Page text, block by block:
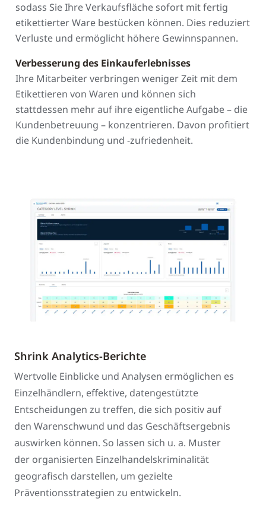
sodass Sie Ihre Verkaufsfläche sofort mit fertig
etikettierter Ware bestücken können. Dies reduziert
Verluste und ermöglicht höhere Gewinnspannen.
Verbesserung des Einkauferlebnisses
Ihre Mitarbeiter verbringen weniger Zeit mit dem
Etikettieren von Waren und können sich
stattdessen mehr auf ihre eigentliche Aufgabe – die
Kundenbetreuung – konzentrieren. Davon profitiert
die Kundenbindung und -zufriedenheit.
Shrink Analytics-Berichte
Wertvolle Einblicke und Analysen ermöglichen es
Einzelhändlern, effektive, datengestützte
Entscheidungen zu treffen, die sich positiv auf
den Warenschwund und das Geschäftsergebnis
auswirken können. So lassen sich u. a. Muster
der organisierten Einzelhandelskriminalität
geografisch darstellen, um gezielte
Präventionsstrategien zu entwickeln.